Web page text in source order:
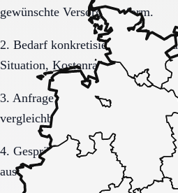
gewünschte Versorgungsform.
2. Bedarf konkretisieren:
Situation, Kostenrahmen.
3. Anfrage sauber formulieren,
vergleichbar bleiben.
4. Gespräche und
auswerten.